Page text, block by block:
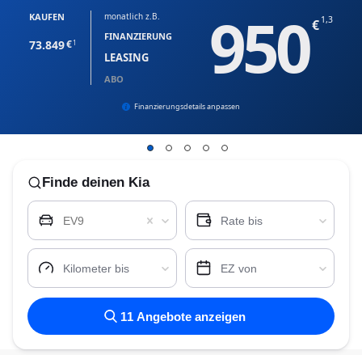
monatlich z.B.
FINANZIERUNG
LEASING
ABO 950 1,3
KAUFEN
73.849 1
Finanzierungsdetails anpassen
Finde deinen Kia
EV9 Rate bis
Kilometer bis EZ von
11 Angebote anzeigen